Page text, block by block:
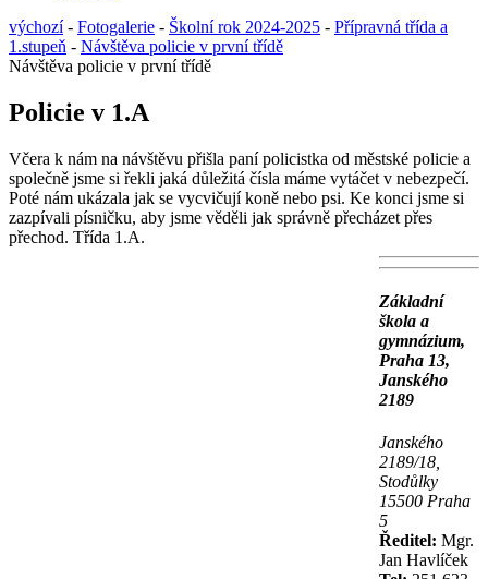
výchozí- Fotogalerie - Školní rok 2024-2025 - Přípravná třída a
1.stupeň - Návštěva policie v první třídě
Návštěva policie v první třídě
Policie v 1.A
Včera k nám na návštěvu přišla paní policistka od městské policie a
společně jsme si řekli jaká důležitá čísla máme vytáčet v nebezpečí.
Poté nám ukázala jak se vycvičují koně nebo psi. Ke konci jsme si
zazpívali písničku, aby jsme věděli jak správně přecházet přes
přechod. Třída 1.A.
Základní
škola a
gymnázium,
Praha 13,
Janského
2189
Janského
2189/18,
Stodůlky
15500 Praha
5
Ředitel: Mgr.
Jan Havlíček